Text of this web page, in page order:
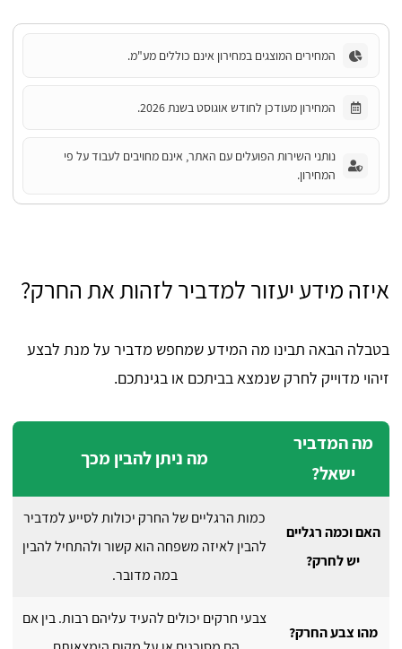
המחירים המוצגים במחירון אינם כוללים מע"מ.
המחירון מעודכן לחודש אוגוסט בשנת 2026.
נותני השירות הפועלים עם האתר, אינם מחויבים לעבוד על פי
המחירון.
איזה מידע יעזור למדביר לזהות את החרק?
בטבלה הבאה תבינו מה המידע שמחפש מדביר על מנת לבצע
זיהוי מדוייק לחרק שנמצא בביתכם או בגינתכם.
מה המדביר
ישאל?
מה ניתן להבין מכך
האם וכמה רגליים
יש לחרק?
כמות הרגליים של החרק יכולות לסייע למדביר
להבין לאיזה משפחה הוא קשור ולהתחיל להבין
במה מדובר.
מהו צבע החרק?
צבעי חרקים יכולים להעיד עליהם רבות. בין אם